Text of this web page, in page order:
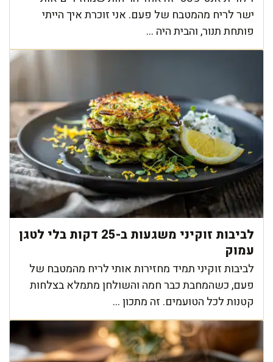
ישר לריח מהמטבח של פעם. אני זוכרת איך הייתי
פותחת תנור, והבית היה ...
לביבות זוקיני משגעות ב-25 דקות בלי לטגן
עמוק
לביבות זוקיני תמיד מחזירות אותי לריח מהמטבח של
פעם, כשהמחבת כבר חמה והשולחן מתמלא בצלחות
קטנות לכל הטועמים. זה מתכון ...